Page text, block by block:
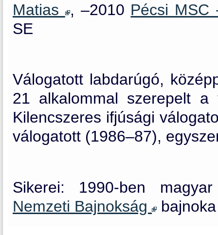
Matias
, –2010 Pécsi
SE
Válogatott labdarúgó,
21 alkalommal szerepelt
Kilencszeres ifjúsági
válogatott (1986–87),
Sikerei: 1990-ben
Nemzeti Bajnokság